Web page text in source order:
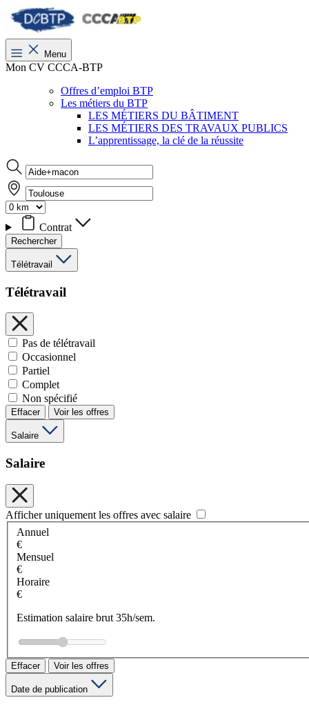
Menu
Mon CV CCCA-BTP
Offres d’emploi BTP
Les métiers du BTP
LES MÉTIERS DU BÂTIMENT
LES MÉTIERS DES TRAVAUX PUBLICS
L’apprentissage, la clé de la réussite
Contrat
Rechercher
Télétravail
Télétravail
Pas de télétravail
Occasionnel
Partiel
Complet
Non spécifié
Effacer Voir les offres
Salaire
Salaire
Afficher uniquement les offres avec salaire
Annuel
€
Mensuel
€
Horaire
€
Estimation salaire brut 35h/sem.
Effacer Voir les offres
Date de publication